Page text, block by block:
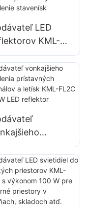
reflektor
LED
KML-
s výkonom
W pre
fasády
a osvetlenie
a letísk
FL2C 1000W
reflektor